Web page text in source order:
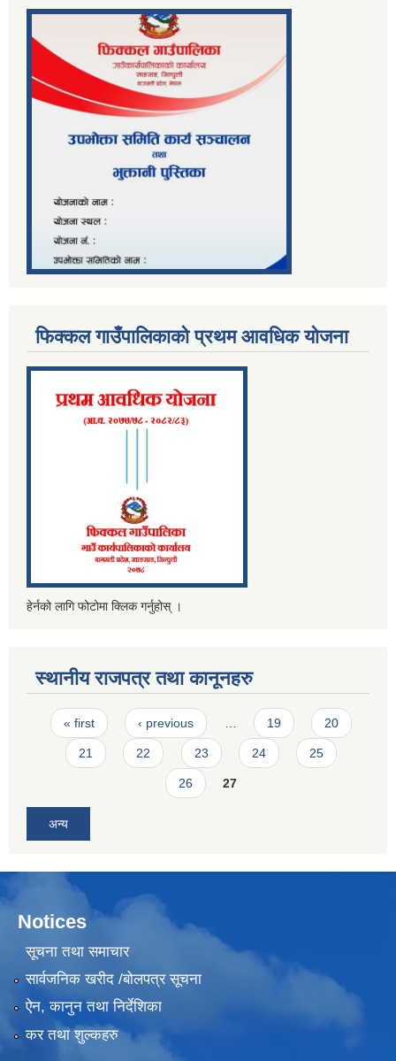
फिक्कल गाउँपालिकाको प्रथम आवधिक योजना
हेर्नको लागि फोटोमा क्लिक गर्नुहोस् ।
स्थानीय राजपत्र तथा कानूनहरु
Pages
« first ‹ previous 19 20
21 22 23 24 25
26 27
अन्य
Notices
सूचना तथा समाचार
सार्वजनिक खरीद /बोलपत्र सूचना
ऐन, कानुन तथा निर्देशिका
कर तथा शुल्कहरु